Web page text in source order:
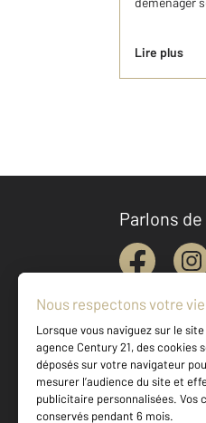
Lire plus
Parlons
Votre